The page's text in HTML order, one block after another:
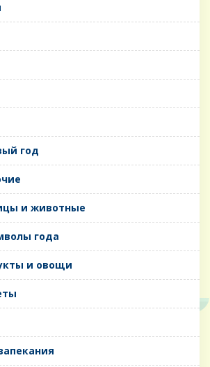
год
и животные
года
и овощи